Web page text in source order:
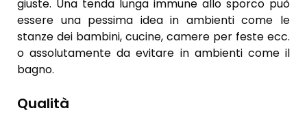
giuste. Una tenda lunga immune allo sporco può
essere una pessima idea in ambienti come le
stanze dei bambini, cucine, camere per feste ecc.
o assolutamente da evitare in ambienti come il
bagno.
Qualità